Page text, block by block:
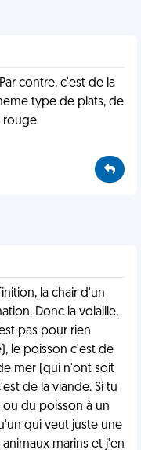
contre, c'est de la
type de plats, de
rouge
la chair d'un
Donc la volaille,
pas pour rien
le poisson c'est de
mer (qui n'ont soit
de la viande. Si tu
du poisson à un
qui veut juste une
marins et j'en